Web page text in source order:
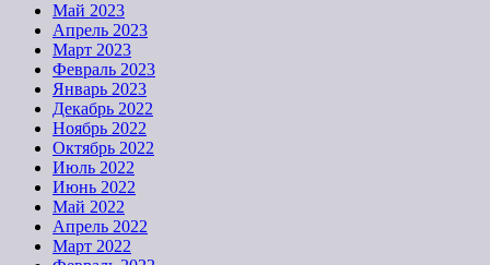
Май 2023
Апрель 2023
Март 2023
Февраль 2023
Январь 2023
Декабрь 2022
Ноябрь 2022
Октябрь 2022
Июль 2022
Июнь 2022
Май 2022
Апрель 2022
Март 2022